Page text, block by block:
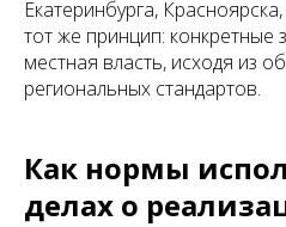
Екатеринбурга,
тот же принцип: конкретные
местная власть, исходя из
региональных стандартов.
Как нормы
делах о